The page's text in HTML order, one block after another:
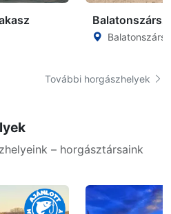
További horgászhelyek
– horgásztársaink